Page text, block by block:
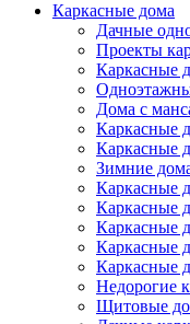
Каркасные дома
Дачные
Проекты
Каркасные
Дома с
Каркасные
Каркасные
Зимние
Каркасные
Каркасные
Каркасные
Каркасные
Каркасные
Недорогие
Щитовые